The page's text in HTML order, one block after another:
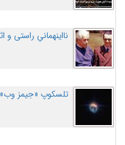
نااینهمانیِ راستی و
تلسکوپ «جیمز وب»